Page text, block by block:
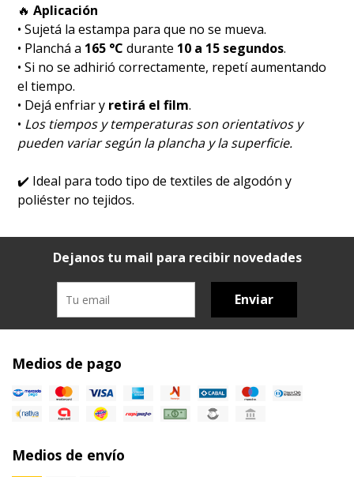
🔥 Aplicación
• Sujetá la estampa para que no se mueva.
• Planchá a 165 °C durante 10 a 15 segundos.
• Si no se adhirió correctamente, repetí aumentando
el tiempo.
• Dejá enfriar y retirá el film.
• Los tiempos y temperaturas son orientativos y
pueden variar según la plancha y la superficie.
✔️ Ideal para todo tipo de textiles de algodón y
poliéster no tejidos.
Dejanos tu mail para recibir novedades
Enviar
Medios de pago
Medios de envío